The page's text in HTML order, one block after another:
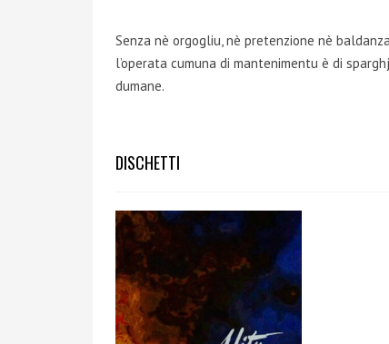
Senza nè orgogliu, nè pretenzione nè
l’operata cumuna di mantenimentu è di
dumane.
DISCHETTI